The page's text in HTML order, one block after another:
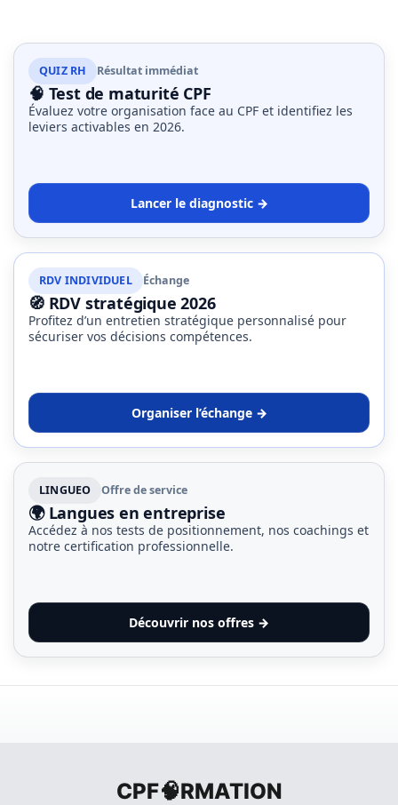
QUIZ RH Résultat immédiat
🧠 Test de maturité CPF
Évaluez votre organisation face au CPF et identifiez les
leviers activables en 2026.
Lancer le diagnostic →
RDV INDIVIDUEL Échange
🧭 RDV stratégique 2026
Profitez d’un entretien stratégique personnalisé pour
sécuriser vos décisions compétences.
Organiser l’échange →
LINGUEO Offre de service
🌍 Langues en entreprise
Accédez à nos tests de positionnement, nos coachings et
notre certification professionnelle.
Découvrir nos offres →
CPF🧠RMATION